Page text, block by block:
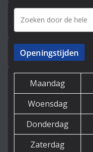
Openingstijden
Maandag
Woensdag
Donderdag
Zaterdag